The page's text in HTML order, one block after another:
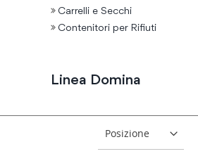
Carrelli e Secchi
Contenitori per Rifiuti
Linea Domina